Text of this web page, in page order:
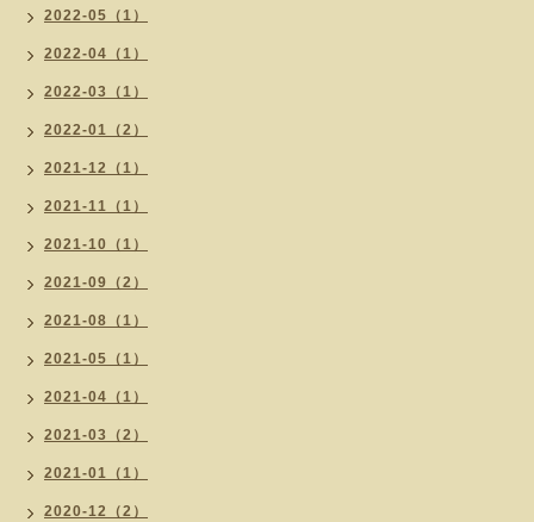
2022-05（1）
2022-04（1）
2022-03（1）
2022-01（2）
2021-12（1）
2021-11（1）
2021-10（1）
2021-09（2）
2021-08（1）
2021-05（1）
2021-04（1）
2021-03（2）
2021-01（1）
2020-12（2）